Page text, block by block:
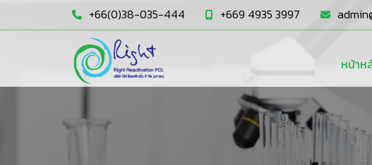
+66(0)38-035-444 +669 4935 3997
หน้าห
Previous